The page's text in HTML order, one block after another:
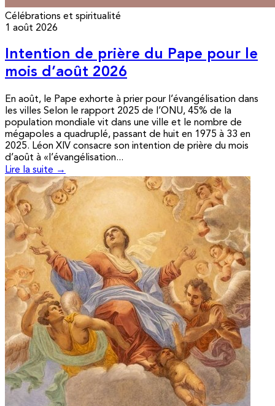
Célébrations et spiritualité
1 août 2026
Intention de prière du Pape pour le
mois d’août 2026
En août, le Pape exhorte à prier pour l’évangélisation dans
les villes Selon le rapport 2025 de l’ONU, 45% de la
population mondiale vit dans une ville et le nombre de
mégapoles a quadruplé, passant de huit en 1975 à 33 en
2025. Léon XIV consacre son intention de prière du mois
d’août à «l’évangélisation...
Lire la suite →